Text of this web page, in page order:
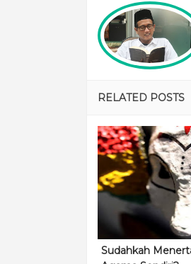
RELATED POSTS
Sudahkah